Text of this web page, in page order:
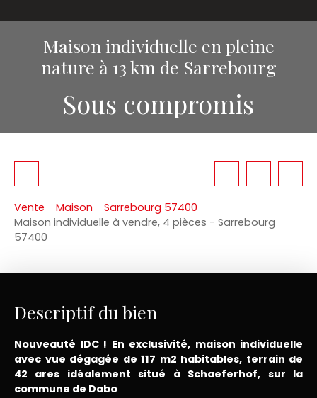
Maison individuelle en pleine
nature à 13 km de Sarrebourg
Sous compromis
Vente Maison
Sarrebourg 57400
Maison individuelle à vendre, 4 pièces - Sarrebourg
57400
Descriptif du bien
Nouveauté IDC ! En exclusivité, maison individuelle
avec vue dégagée de 117 m2 habitables, terrain de
42 ares idéalement situé à Schaeferhof, sur la
commune de Dabo